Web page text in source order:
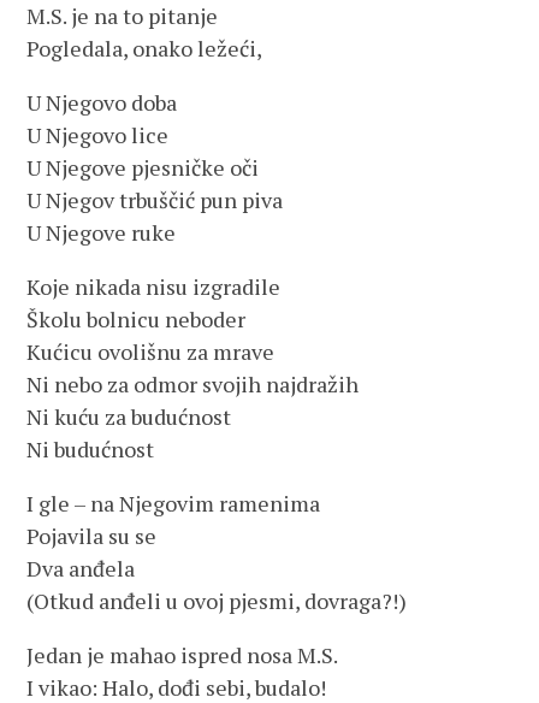
M.S. je na to pitanje
Pogledala, onako ležeći,
U Njegovo doba
U Njegovo lice
U Njegove pjesničke oči
U Njegov trbuščić pun piva
U Njegove ruke
Koje nikada nisu izgradile
Školu bolnicu neboder
Kućicu ovolišnu za mrave
Ni nebo za odmor svojih najdražih
Ni kuću za budućnost
Ni budućnost
I gle – na Njegovim ramenima
Pojavila su se
Dva anđela
(Otkud anđeli u ovoj pjesmi, dovraga?!)
Jedan je mahao ispred nosa M.S.
I vikao: Halo, dođi sebi, budalo!